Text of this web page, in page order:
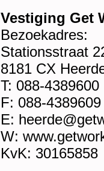
Vestiging Get
Bezoekadres:
Stationsstraat
8181 CX
T: 088-4389600
F: 088-4389609
E:
W:
KvK: 30165858